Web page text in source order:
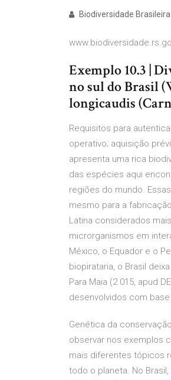
Biodiversidade
Exemplo 10.3 |
no sul do Brasil
longicaudis
Requisitos para
operativo; aquisição
apresenta uma rica
das espécies aqui
regiões do mundo.
mesmo para a fabricação
Latina considerados
microrganismos em
México, o Equador e o
biopirataria, o Brasil
Para Maia (2 015, apud
desenvolvidos com
Genética da
observar nos exemplos
mais diferentes tópicos
todo o planeta. No